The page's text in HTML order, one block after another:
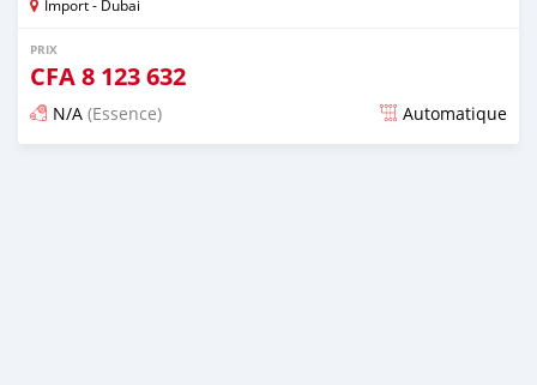
Import - Dubai
PRIX
CFA8 123 632
N/A (Essence) Automatique